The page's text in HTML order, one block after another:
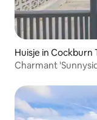
Huisje in Cockburn
Charmant